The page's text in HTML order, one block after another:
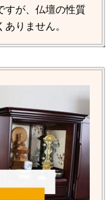
すが、仏壇の性質
りません。